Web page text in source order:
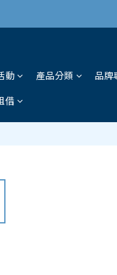
動 產品分類
品牌
借